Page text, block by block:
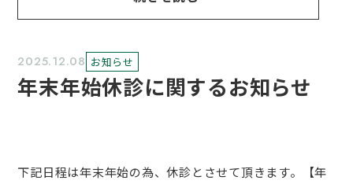
2025.12.08 お知らせ
年末年始休診に関するお知らせ
下記日程は年末年始の為、休診とさせて頂きます。【年